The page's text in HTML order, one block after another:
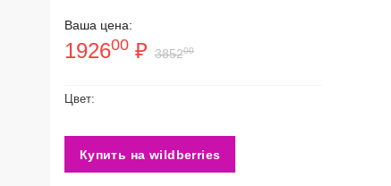
Ваша цена:
192600₽ 385200
Цвет:
Купить на wildberries